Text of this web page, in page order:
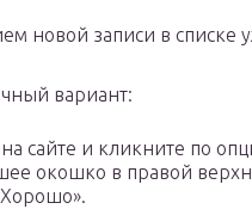
новой записи в списке
вариант:
сайте и кликните по
окошко в правой